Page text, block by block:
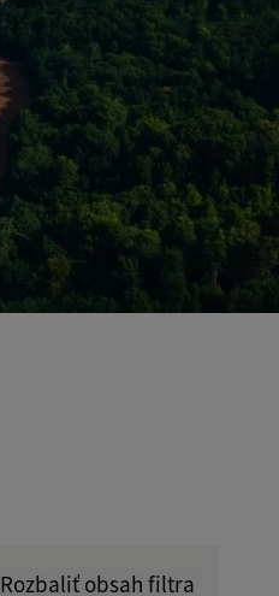
Rozbaliť obsah filtra